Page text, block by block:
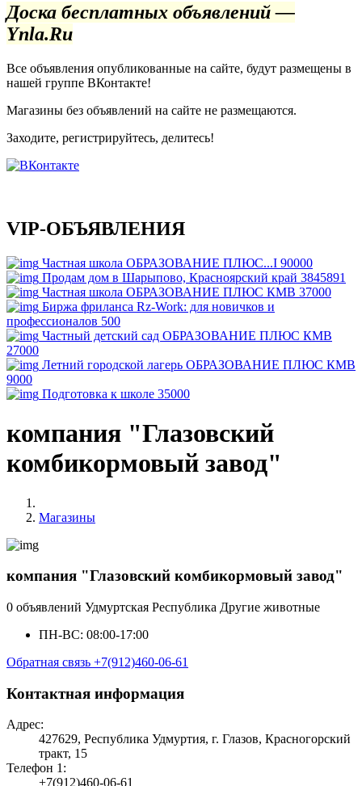
Доска бесплатных объявлений —
Ynla.Ru
Все объявления опубликованные на сайте, будут размещены в
нашей группе ВКонтакте!
Магазины без объявлений на сайте не размещаются.
Заходите, регистрируйтесь, делитесь!
VIP-ОБЪЯВЛЕНИЯ
Частная школа ОБРАЗОВАНИЕ ПЛЮС...I 90000
Продам дом в Шарыпово, Красноярский край 3845891
Частная школа ОБРАЗОВАНИЕ ПЛЮС КМВ 37000
Биржа фриланса Rz-Work: для новичков и
профессионалов 500
Частный детский сад ОБРАЗОВАНИЕ ПЛЮС КМВ
27000
Летний городской лагерь ОБРАЗОВАНИЕ ПЛЮС КМВ
9000
Подготовка к школе 35000
компания "Глазовский
комбикормовый завод"
Магазины
компания "Глазовский комбикормовый завод"
0 объявлений Удмуртская Республика Другие животные
ПН-ВС: 08:00-17:00
Обратная связь +7(912)460-06-61
Контактная информация
Адрес:
427629, Республика Удмуртия, г. Глазов, Красногорский
тракт, 15
Телефон 1:
+7(912)460-06-61